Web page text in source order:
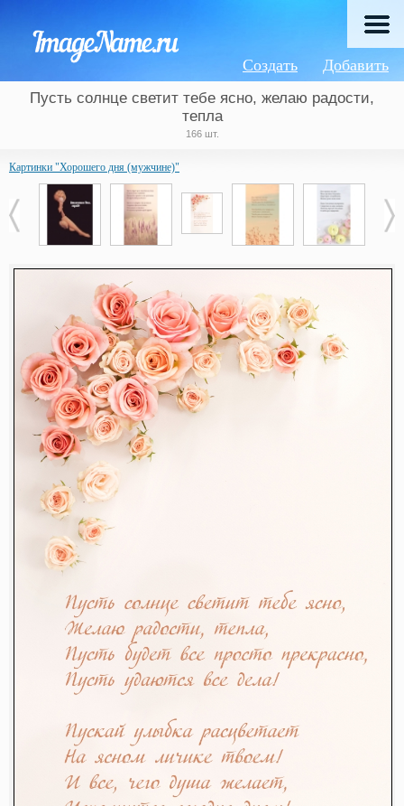
Добавить
Создать
Пусть солнце светит тебе ясно, желаю радости,
тепла
166 шт.
Картинки "Хорошего дня (мужчине)"